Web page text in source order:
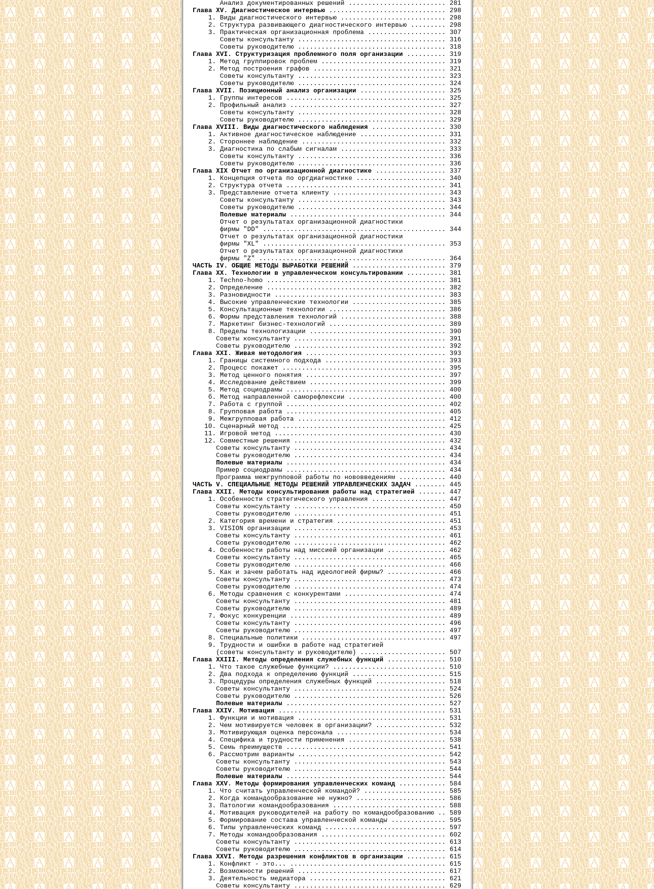
Глава XV. Диагностическое интервью .............................. 298
    1. Виды диагностического интервью ........................... 298
    2. Структура развивающего диагностического интервью ......... 298
    3. Практическая организационная проблема .................... 307
       Советы консультанту ...................................... 316
Глава XVI. Структуризация проблемного поля организации .......... 319
    1. Метод группировок проблем ................................ 319
    2. Метод построения графов .................................. 321
       Советы консультанту ...................................... 323
Глава XVII. Позиционный анализ организации ...................... 325
    1. Группы интересов ......................................... 325
    2. Профильный анализ ........................................ 327
       Советы консультанту ...................................... 328
Глава XVIII. Виды диагностического наблюдения ................... 330
    1. Активное диагностическое наблюдение ...................... 331
    2. Стороннее наблюдение ..................................... 332
    3. Диагностика по слабым сигналам ........................... 333
       Советы консультанту ...................................... 336
Глава XIX Отчет по организационной диагностике .................. 337
    1. Концепция отчета по оргдиагностике ....................... 340
    2. Структура отчета ......................................... 341
    3. Представление отчета клиенту ............................. 343
       Советы консультанту ...................................... 343
       Советы руководителю ...................................... 344
Полевые материалы ........................................ 344
       Отчет о результатах организационной диагностики
       фирмы "DD" ............................................... 344
       Отчет о результатах организационной диагностики
       фирмы "XL" ............................................... 353
       Отчет о результатах организационной диагностики
ЧАСТЬ IV. ОБЩИЕ МЕТОДЫ ВЫРАБОТКИ РЕШЕНИЙ
Глава XX. Технологии в управленческом консультировании .......... 381
    1. Techno-homo .............................................. 381
    2. Определение .............................................. 382
    3. Разновидности ............................................ 383
    4. Высокие управленческие технологии ........................ 385
    5. Консультационные технологии .............................. 386
    6. Формы представления технологий ........................... 388
    7. Маркетинг бизнес-технологий .............................. 389
    8. Пределы технологизации ................................... 390
      Советы консультанту ....................................... 391
Глава XXI. Живая методология .................................... 393
    1. Границы системного подхода ............................... 393
    2. Процесс покажет .......................................... 395
    3. Метод ценного понятия .................................... 397
    4. Исследование действием ................................... 399
    5. Метод социодрамы ......................................... 400
    б. Метод направленной саморефлексии ......................... 400
    7. Работа с группой ......................................... 402
    8. Групповая работа ......................................... 405
    9. Межгрупповая работа ...................................... 412
   10. Сценарный метод .......................................... 425
   11. Игровой метод ............................................ 430
   12. Совместные решения ....................................... 432
      Советы консультанту ....................................... 434
      Советы руководителю ....................................... 434
Полевые материалы ......................................... 434
      Пример социодрамы ......................................... 434
ЧАСТЬ V. СПЕЦИАЛЬНЫЕ МЕТОДЫ РЕШЕНИЙ УПРАВЛЕНЧЕСКИХ ЗАДАЧ
Глава XXII. Методы консультирования работы над стратегией ....... 447
    1. Особенности стратегического управления ................... 447
      Советы консультанту ....................................... 450
      Советы руководителю ....................................... 451
    2. Категория времени и стратегия ............................ 451
    3. VISION организации ....................................... 453
      Советы консультанту ....................................... 461
      Советы руководителю ....................................... 462
    4. Особенности работы над миссией организации ............... 462
      Советы консультанту ....................................... 465
      Советы руководителю ....................................... 466
    5. Как и зачем работать над идеологией фирмы? ............... 466
      Советы консультанту ....................................... 473
      Советы руководителю ....................................... 474
    6. Методы сравнения с конкурентами .......................... 474
      Советы консультанту ....................................... 481
      Советы руководителю ....................................... 489
    7. Фокус конкуренции ........................................ 489
      Советы консультанту ....................................... 496
      Советы руководителю ....................................... 497
    8. Специальные политики ..................................... 497
    9. Трудности и ошибки в работе над стратегией
Глава XXIII. Методы определения служебных функций ............... 510
    1. Что такое служебные функции? ............................. 510
    2. Два подхода к определению функций ........................ 515
    3. Процедуры определения служебных функций .................. 518
      Советы консультанту ....................................... 524
      Советы руководителю ....................................... 526
Полевые материалы
Глава XXIV. Мотивация ........................................... 531
    1. Функции и мотивация ...................................... 531
    2. Чем мотивируется человек в организации? .................. 532
    3. Мотивирующая оценка персонала ............................ 534
    4. Специфика и трудности применения ......................... 538
    5. Семь преимуществ ......................................... 541
    6. Рассмотрим варианты ...................................... 542
      Советы консультанту ....................................... 543
      Советы руководителю ....................................... 544
Полевые материалы
Глава XXV. Методы формирования управленческих команд ............ 584
    1. Что считать управленческой командой? ..................... 585
    2. Когда командообразование не нужно? ....................... 586
    3. Патологии командообразования ............................. 588
    4. Мотивация руководителей на работу по командообразованию .. 589
    5. Формирование состава управленческой команды .............. 595
    6. Типы управленческих команд ............................... 597
    7. Методы командообразования ................................ 602
      Советы консультанту ....................................... 613
Глава XXVI. Методы разрешения конфликтов в организации .......... 615
    1. Конфликт - это... ........................................ 615
    2. Возможности решений ...................................... 617
    3. Деятельность медиатора ................................... 621
      Советы консультанту ....................................... 629